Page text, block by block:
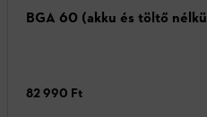
BGA 60 (akku és töltő
82 990 Ft